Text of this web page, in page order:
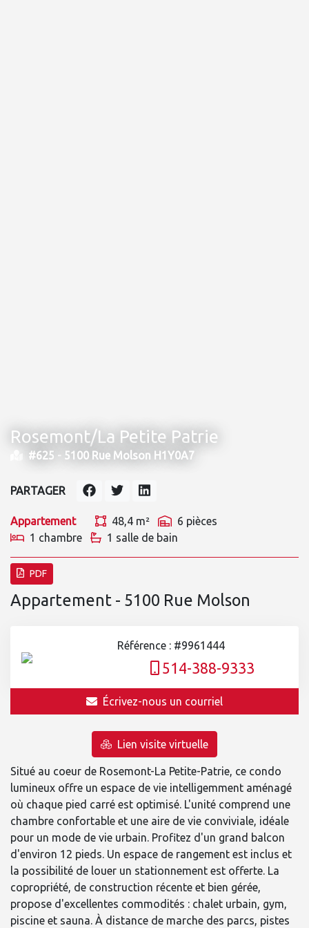
Rosemont/La Petite Patrie
#625 - 5100 Rue Molson H1Y0A7
Appartement 48,4 m²
6 pièces
1 chambre
1 salle de bain
PARTAGER
PDF
Appartement - 5100 Rue Molson
Référence : #9961444
514-388-9333
Écrivez-nous un courriel
Lien visite virtuelle
Situé au coeur de Rosemont-La Petite-Patrie, ce condo
lumineux offre un espace de vie intelligemment aménagé
où chaque pied carré est optimisé. L'unité comprend une
chambre confortable et une aire de vie conviviale, idéale
pour un mode de vie urbain. Profitez d'un grand balcon
d'environ 12 pieds. Un espace de rangement est inclus et
la possibilité de louer un stationnement est offerte. La
copropriété, de construction récente et bien gérée,
propose d'excellentes commodités : chalet urbain, gym,
piscine et sauna. À distance de marche des parcs, pistes